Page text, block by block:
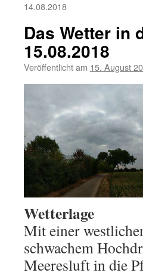
14.08.2018
Das Wetter in
15.08.2018
Veröffentlicht am 15. August
Wetterlage
Mit einer
schwachem
Meeresluft in die